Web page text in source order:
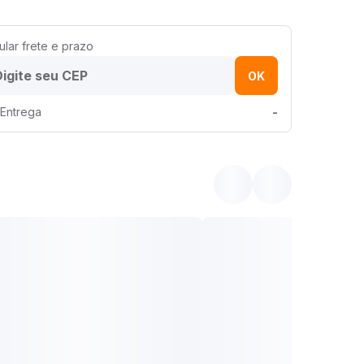
frete e prazo
OK
Entrega -